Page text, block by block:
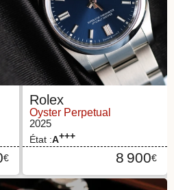
€
Rolex
Oyster Perpetual
2025
État :A+++
8 900€